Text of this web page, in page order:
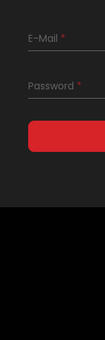
E-Mail *
Password *